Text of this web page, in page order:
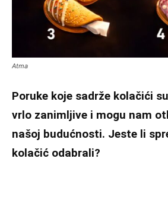
Atma
Poruke koje sadrže kolačići
vrlo zanimljive i mogu nam
našoj budućnosti. Jeste li
kolačić odabrali?